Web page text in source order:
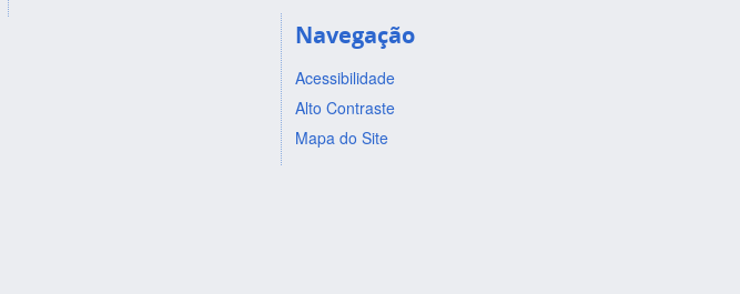
Navegação
Acessibilidade
Alto Contraste
Mapa do Site